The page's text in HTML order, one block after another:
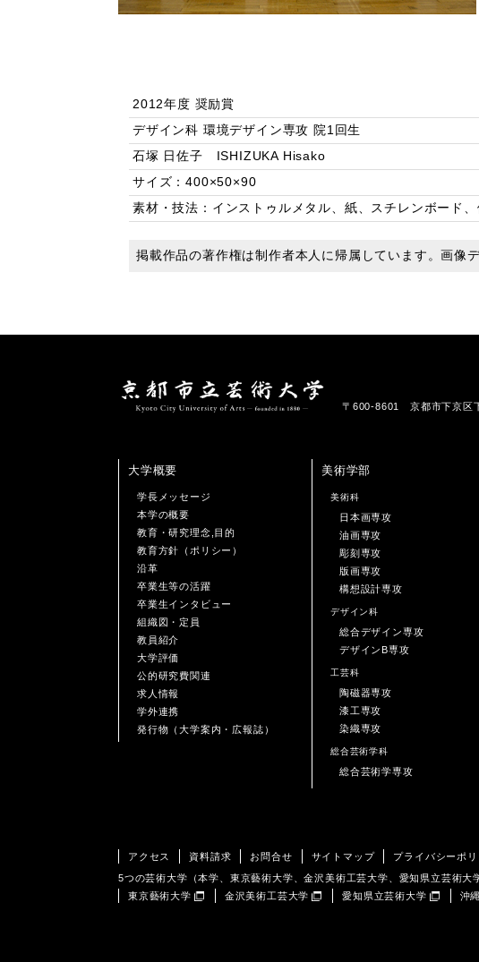
2012年度 奨励賞
デザイン科 環境デザイン専攻 院1回生
石塚 日佐子 ISHIZUKA Hisako
サイズ：400×50×90
素材・技法：インストゥルメタル、紙、スチレンボード、
掲載作品の著作権は制作者本人に帰属しています。画像
〒600-8601 京都市下京区
大学概要
学長メッセージ
本学の概要
教育・研究理念,目的
教育方針（ポリシー）
沿革
卒業生等の活躍
卒業生インタビュー
組織図・定員
教員紹介
大学評価
公的研究費関連
求人情報
学外連携
発行物（大学案内・広報誌）
美術学部
美術科
日本画専攻
油画専攻
彫刻専攻
版画専攻
構想設計専攻
デザイン科
総合デザイン専攻
デザインB専攻
工芸科
陶磁器専攻
漆工専攻
染織専攻
総合芸術学科
総合芸術学専攻
アクセス 資料請求 お問合せ サイトマップ
プライバシーポリ
5つの芸術大学（本学、東京藝術大学、金沢美術工芸大学、愛知県立芸術大
東京藝術大学
金沢美術工芸大学 愛知県立芸術大学 沖